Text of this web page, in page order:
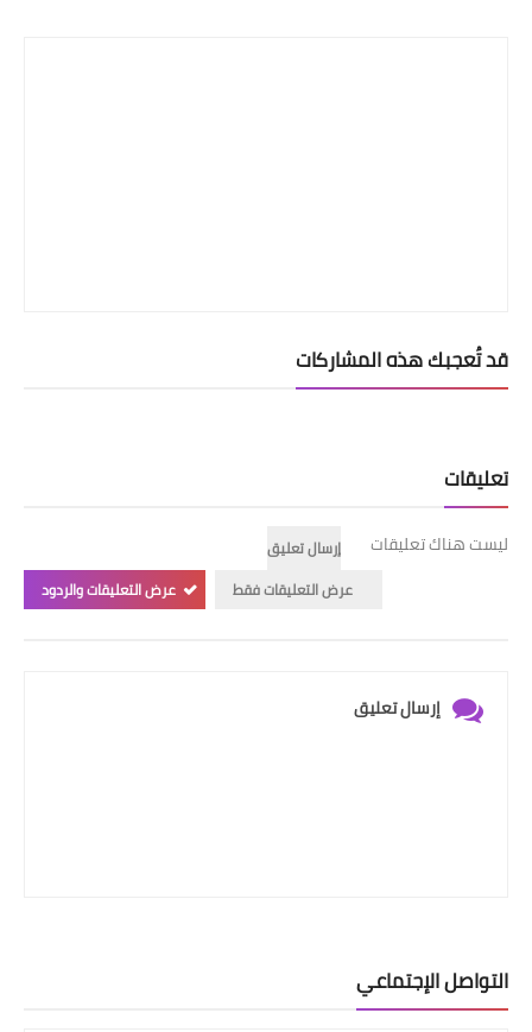
قد تُعجبك هذه المشاركات
تعليقات
ليست هناك تعليقات
إرسال تعليق
عرض التعليقات فقط
عرض التعليقات والردود
إرسال تعليق
التواصل الإجتماعي